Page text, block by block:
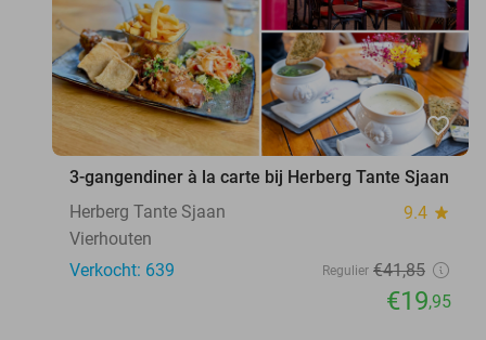
favorite_border
3-gangendiner à la carte bij Herberg Tante Sjaan
Herberg Tante Sjaan
9.4 star
Vierhouten
Verkocht: 639
Regulier €41,85
€19,95